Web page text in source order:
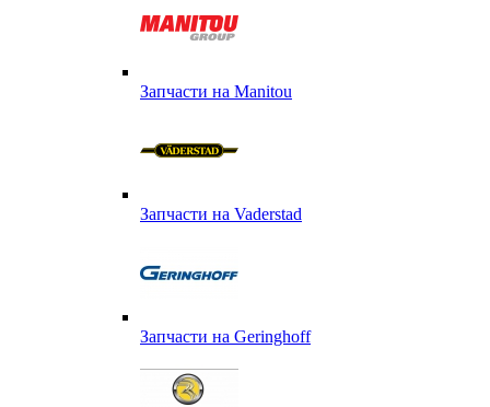
Запчасти на Manitou
Запчасти на Vaderstad
Запчасти на Geringhoff